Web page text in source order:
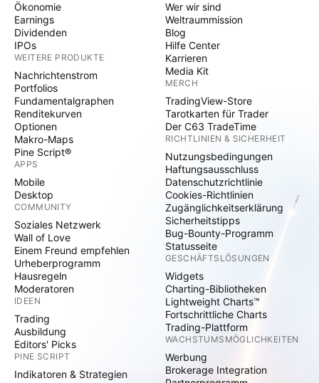
Ökonomie
Earnings
Dividenden
IPOs
WEITERE PRODUKTE
Nachrichtenstrom
Portfolios
Fundamentalgraphen
Renditekurven
Optionen
Makro-Maps
Pine Script®
APPS
Mobile
Desktop
COMMUNITY
Soziales Netzwerk
Wall of Love
Einem Freund empfehlen
Urheberprogramm
Hausregeln
Moderatoren
IDEEN
Trading
Ausbildung
Editors' Picks
PINE SCRIPT
Indikatoren & Strategien
Wer wir sind
Weltraummission
Blog
Hilfe Center
Karrieren
Media Kit
MERCH
TradingView-Store
Tarotkarten für Trader
Der C63 TradeTime
RICHTLINIEN & SICHERHEIT
Nutzungsbedingungen
Haftungsausschluss
Datenschutzrichtlinie
Cookies-Richtlinien
Zugänglichkeitserklärung
Sicherheitstipps
Bug-Bounty-Programm
Statusseite
GESCHÄFTSLÖSUNGEN
Widgets
Charting-Bibliotheken
Lightweight Charts™
Fortschrittliche Charts
Trading-Plattform
WACHSTUMSMÖGLICHKEITEN
Werbung
Brokerage Integration